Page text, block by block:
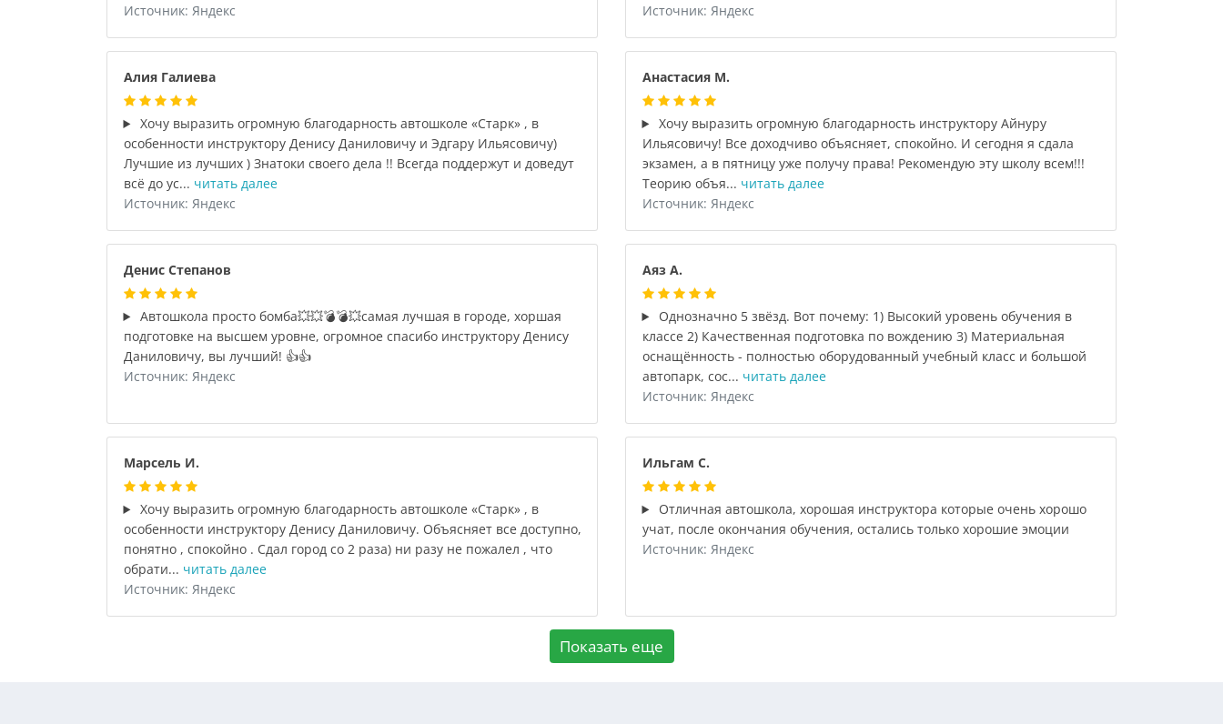
Источник: Яндекс
Источник: Яндекс
Алия Галиева
Хочу выразить огромную благодарность автошколе «Старк» , в
особенности инструктору Денису Даниловичу и Эдгару Ильясовичу)
Лучшие из лучших ) Знатоки своего дела !! Всегда поддержут и доведут
всё до ус... читать далее
Источник: Яндекс
Анастасия М.
Хочу выразить огромную благодарность инструктору Айнуру
Ильясовичу! Все доходчиво объясняет, спокойно. И сегодня я сдала
экзамен, а в пятницу уже получу права! Рекомендую эту школу всем!!!
Теорию объя... читать далее
Источник: Яндекс
Денис Степанов
Автошкола просто бомба💥💥💣💣💥самая лучшая в городе, хоршая
подготовке на высшем уровне, огромное спасибо инструктору Денису
Даниловичу, вы лучший! 👍👍
Источник: Яндекс
Аяз А.
Однозначно 5 звёзд. Вот почему: 1) Высокий уровень обучения в
классе 2) Качественная подготовка по вождению 3) Материальная
оснащённость - полностью оборудованный учебный класс и большой
автопарк, сос... читать далее
Источник: Яндекс
Марсель И.
Хочу выразить огромную благодарность автошколе «Старк» , в
особенности инструктору Денису Даниловичу. Объясняет все доступно,
понятно , спокойно . Сдал город со 2 раза) ни разу не пожалел , что
обрати... читать далее
Источник: Яндекс
Ильгам С.
Отличная автошкола, хорошая инструктора которые очень хорошо
учат, после окончания обучения, остались только хорошие эмоции
Источник: Яндекс
Показать еще